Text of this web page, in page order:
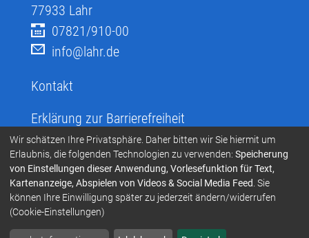
77933 Lahr
07821/910-00
info@lahr.de
Kontakt
Erklärung zur Barrierefreiheit
Infos zur Barrierefreiheit
Infos in leichter Sprache
Infos zur Gebärdensprache
Übersetzen und Vorlesen
Wir schätzen Ihre Privatsphäre. Daher bitten wir Sie hiermit um
Erlaubnis, die folgenden Technologien zu verwenden: Speicherung
von Einstellungen dieser Anwendung, Vorlesefunktion für Text,
Kartenanzeige, Abspielen von Videos & Social Media Feed. Sie
können Ihre Einwilligung später zu jederzeit ändern/widerrufen
(Cookie-Einstellungen)